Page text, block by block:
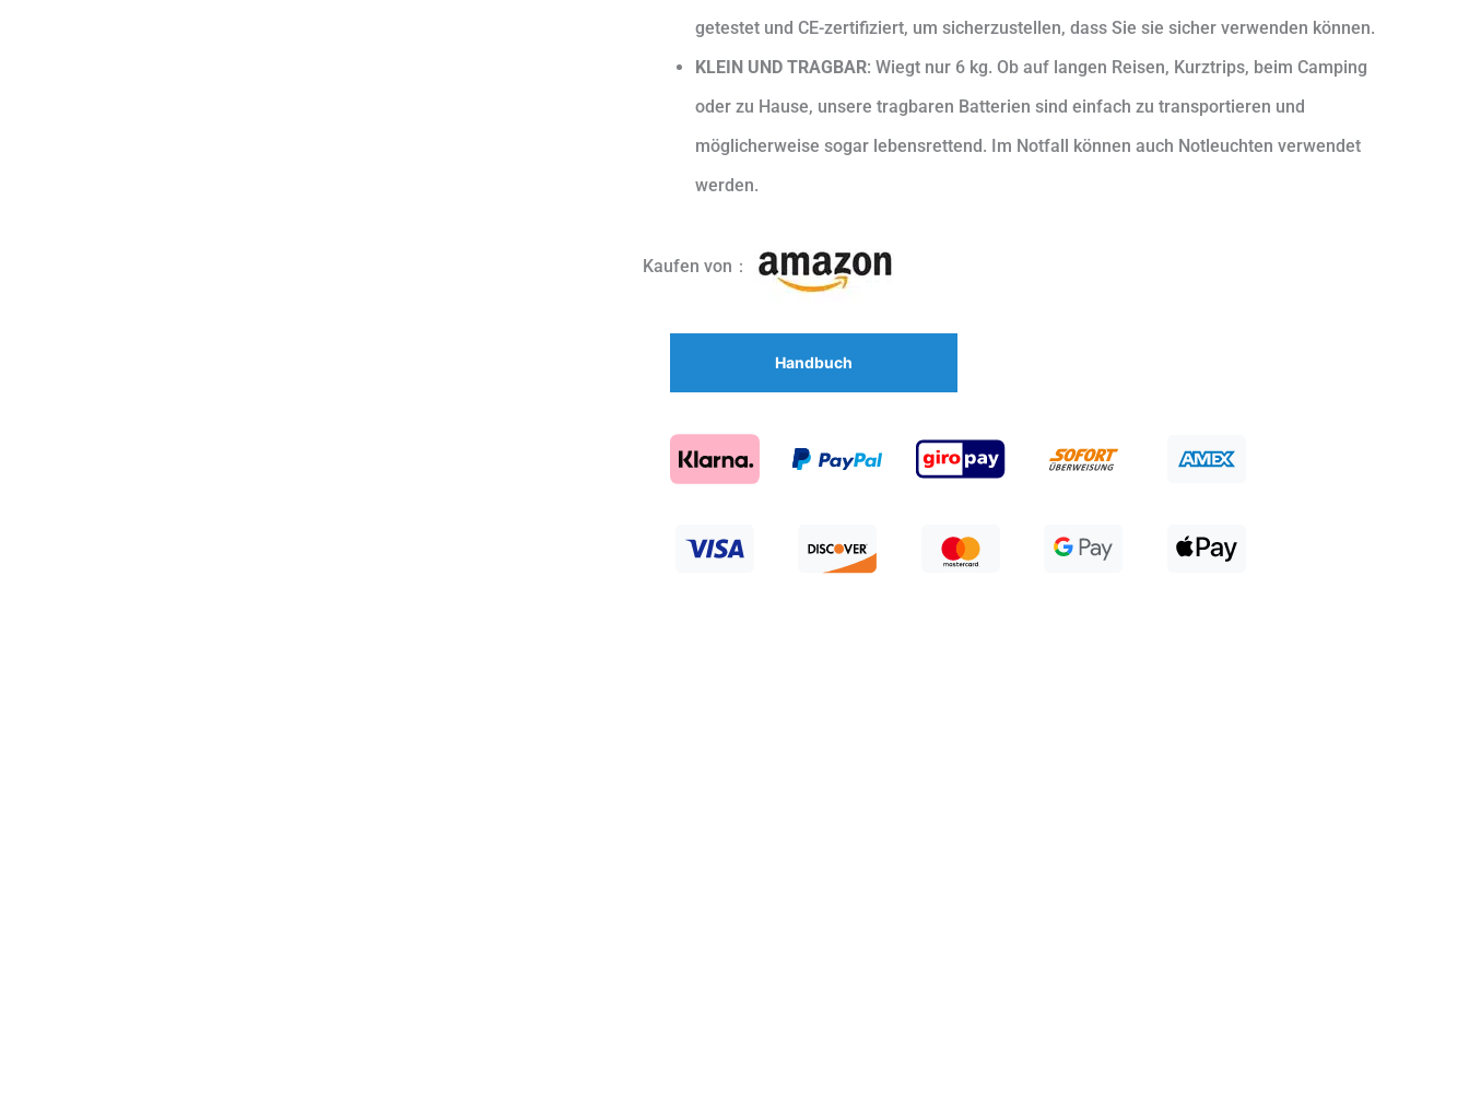
getestet und CE-zertifiziert, um sicherzustellen, dass Sie sie sicher verwenden können.
KLEIN UND TRAGBAR: Wiegt nur 6 kg. Ob auf langen Reisen, Kurztrips, beim Camping
oder zu Hause, unsere tragbaren Batterien sind einfach zu transportieren und
möglicherweise sogar lebensrettend. Im Notfall können auch Notleuchten verwendet
werden.
Kaufen von：
Handbuch